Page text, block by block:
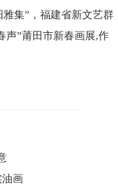
集”，福建省新文艺群
声”莆田市新春画展,作
画